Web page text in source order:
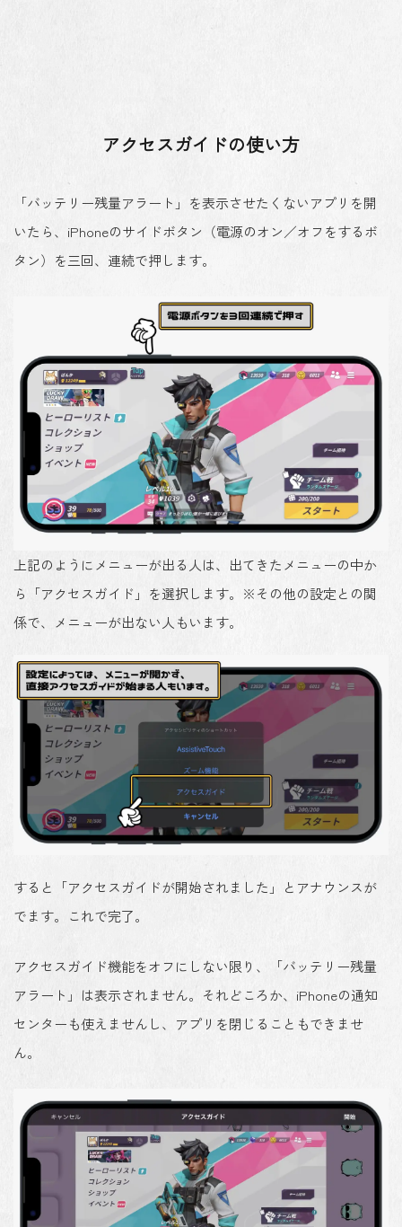
アクセスガイドの使い方
「バッテリー残量アラート」を表示させたくないアプリを開
いたら、 iPhoneのサイドボタン（電源のオン／オフをするボ
タン）を三回、連続で押し ます。
上記のようにメニューが出る人は、出てきたメニューの中か
ら「アクセスガイド」を選択します。※その他の設定との関
係で、メニューが出ない人もいます。
すると「アクセスガイドが開始されました 」とアナウンスが
でます。これで完了。
アクセスガイド機能をオフにしない限り、「バッテリー残量
アラート」は表示されません。それどころか、iPhoneの通知
センターも使えませんし、アプリを閉じることもできませ
ん。